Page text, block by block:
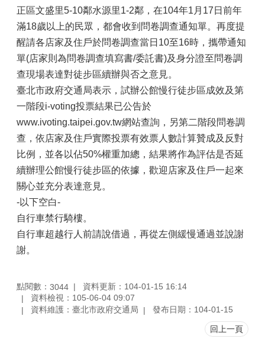
正區文盛里5-10鄰水源里1-2鄰，在104年1月17日前年
滿18歲以上的民眾，都會收到問卷調查通知單。再度提
醒請各店家及住戶於問卷調查當日10至16時，攜帶通知
單(店家則為問卷調查填寫書/委託書)及身分證至問卷調
查現場表達對徒步區續辦與否之意見。
臺北市政府交通局表示，試辦公館慢行徒步區成效及第
一階段i-voting投票結果已公告於
www.ivoting.taipei.gov.tw網站查詢，另第二階段問卷調
查，依店家及住戶實際投票有效票人數計算贊成及反對
比例，並各以佔50%權重加總，結果將作為評估是否延
續辦理公館慢行徒步區的依據，歡迎店家及住戶一起來
關心並充分表達意見。
-以下空白-
自行車禁行騎樓。
自行車超越行人前請說借過，再從左側緩慢通過並說謝
謝。
點閱數： 3044
資料更新：104-01-15 16:14
資料檢視：105-06-04 09:07
資料維護：臺北市政府交通局
發布日期：104-01-15
回上一頁